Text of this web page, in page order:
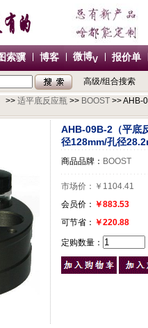
索骥 博客 微博V 报价单
高级/组合搜索
>> 适平底反应瓶 >> BOOST >> AHB-
AHB-09B-2（平底
径128mm/孔径
商品品牌： BOOST
市场价： ￥1104.41
会员价： ￥883.53
可节省： ￥220.88
定购数量：